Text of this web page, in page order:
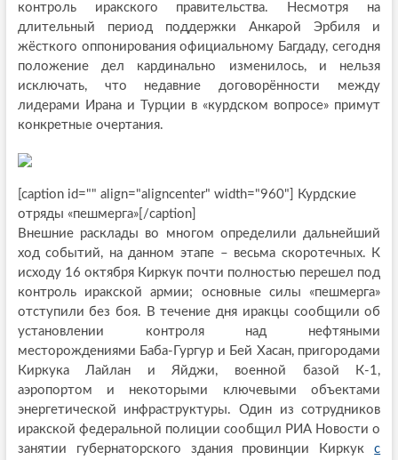
контроль иракского правительства. Несмотря на
длительный период поддержки Анкарой Эрбиля и
жёсткого оппонирования официальному Багдаду, сегодня
положение дел кардинально изменилось, и нельзя
исключать, что недавние договорённости между
лидерами Ирана и Турции в «курдском вопросе» примут
конкретные очертания.
[caption id="" align="aligncenter" width="960"]
Курдские
отряды «пешмерга»[/caption]
Внешние расклады во многом определили дальнейший
ход событий, на данном этапе – весьма скоротечных. К
исходу 16 октября Киркук почти полностью перешел под
контроль иракской армии; основные силы «пешмерга»
отступили без боя. В течение дня иракцы сообщили об
установлении контроля над нефтяными
месторождениями Баба-Гургур и Бей Хасан, пригородами
Киркука Лайлан и Яйджи, военной базой К-1,
аэропортом и некоторыми ключевыми объектами
энергетической инфраструктуры. Один из сотрудников
иракской федеральной полиции сообщил РИА Новости о
занятии губернаторского здания провинции Киркукс